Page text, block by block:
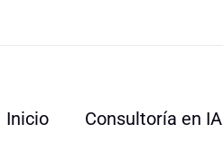
Inicio Consultoría en IA